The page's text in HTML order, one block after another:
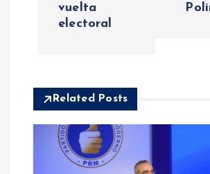
c
vuelta
electoral
Related Posts